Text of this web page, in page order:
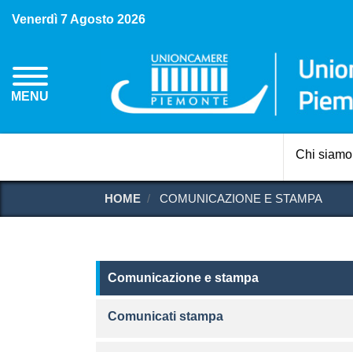
Venerdì 7 Agosto 2026
MENU
Chi siamo
HOME COMUNICAZIONE E STAMPA
Comunicazione e stampa
Comunicazione e stampa
Comunicati stampa